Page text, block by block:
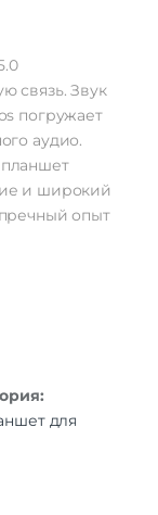
связь. Звук
погружает
аудио.
планшет
и широкий
опыт
для